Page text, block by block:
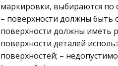
маркировки, выбираются
– поверхности должны быть
поверхности должны иметь
поверхности деталей
поверхностей; –